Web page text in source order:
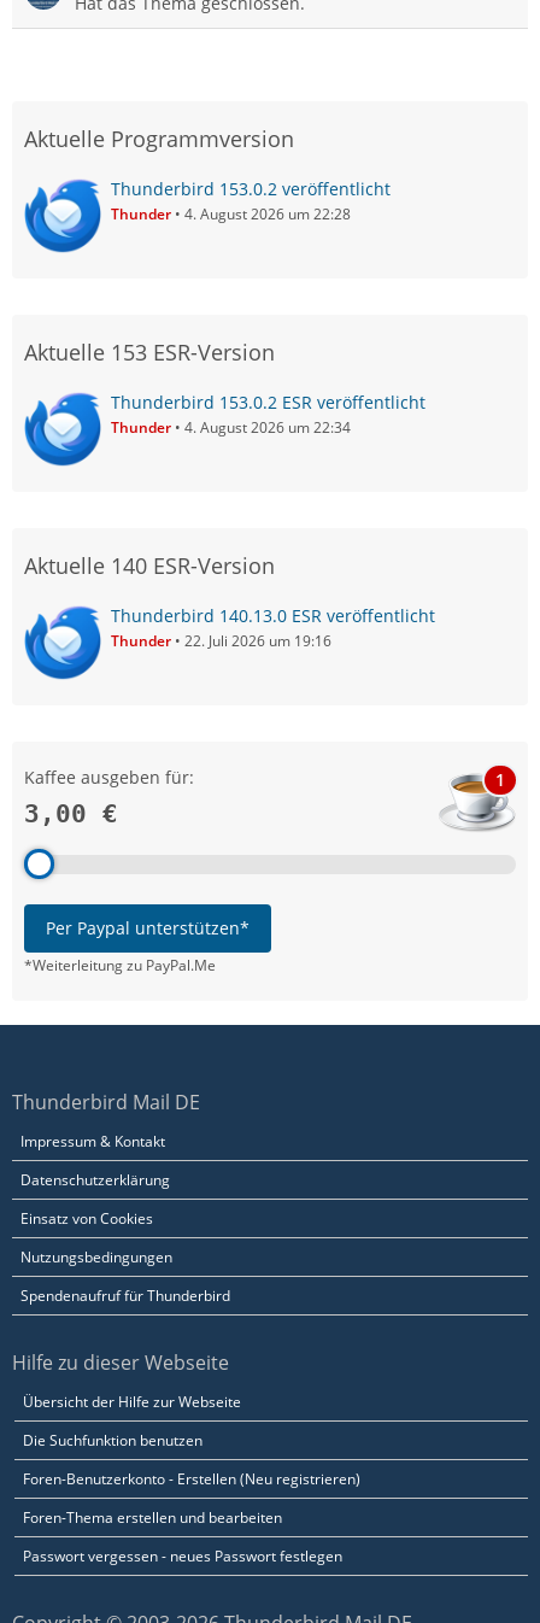
Aktuelle Programmversion
Thunderbird 153.0.2 veröffentlicht
Thunder 4. August 2026 um 22:28
Aktuelle 153 ESR-Version
Thunderbird 153.0.2 ESR veröffentlicht
Thunder 4. August 2026 um 22:34
Aktuelle 140 ESR-Version
Thunderbird 140.13.0 ESR veröffentlicht
Thunder 22. Juli 2026 um 19:16
Kaffee ausgeben für:
3,00 €
1
Per Paypal unterstützen*
*Weiterleitung zu PayPal.Me
Thunderbird Mail DE
Impressum & Kontakt
Datenschutzerklärung
Einsatz von Cookies
Nutzungsbedingungen
Spendenaufruf für Thunderbird
Hilfe zu dieser Webseite
Übersicht der Hilfe zur Webseite
Die Suchfunktion benutzen
Foren-Benutzerkonto - Erstellen (Neu registrieren)
Foren-Thema erstellen und bearbeiten
Passwort vergessen - neues Passwort festlegen